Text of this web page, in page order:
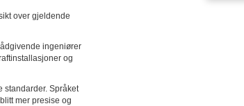
over gjeldende
ingeniører
og
Språket
mer presise og